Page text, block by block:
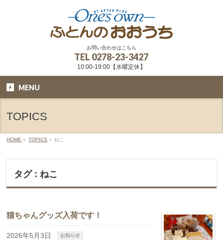
お問い合わせはこちら
TEL 0278-23-3427
10:00-19:00【水曜定休】
MENU
TOPICS
HOME » TOPICS » ねこ
タグ : ねこ
猫ちゃんグッズ入荷です！
2026年5月3日 お知らせ